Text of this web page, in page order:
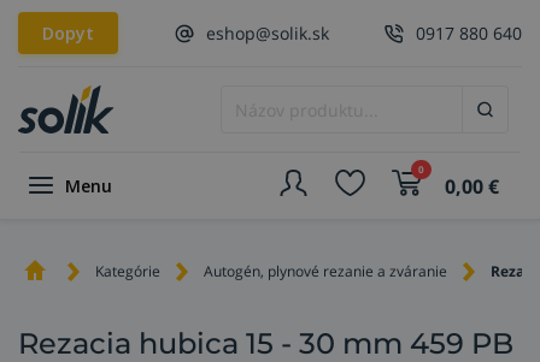
Dopyt eshop@solik.sk 0917 880 640
Menu
0
0,00€
Kategórie Autogén, plynové rezanie a zváranie
Rezacia hubica 15 - 30 mm 459 PB